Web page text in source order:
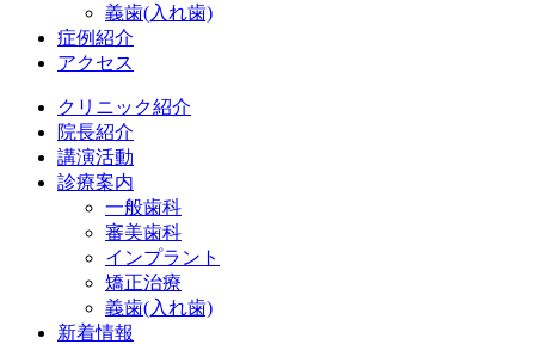
義歯(入れ歯)
症例紹介
アクセス
クリニック紹介
院長紹介
講演活動
診療案内
一般歯科
審美歯科
インプラント
矯正治療
義歯(入れ歯)
新着情報